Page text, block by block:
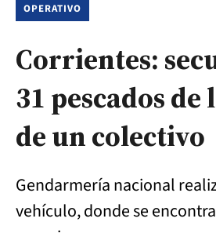
OPERATIVO
Corrientes:
31 pescados de
de un colectivo
Gendarmería nacional
vehículo, donde se